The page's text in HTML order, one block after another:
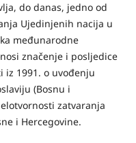
do danas, jedno od
Ujedinjenih nacija u
međunarodne
značenje i posljedice
iz 1991. o uvođenju
(Bosnu i
zatvaranja
i Hercegovine.